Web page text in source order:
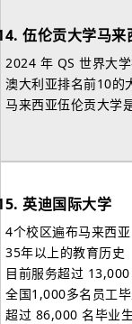
伍伦贡大学马来
2024 年 QS 世界大
澳大利亚排名前10的
马来西亚伍伦贡大学
英迪国际大学
4个校区遍布马来西亚
35年以上的教育历史
目前服务超过 13,000
全国1,000多名员工
超过 86,000 名毕业生